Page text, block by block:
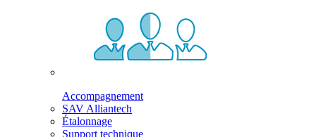
Accompagnement
SAV Alliantech
Étalonnage
Support technique